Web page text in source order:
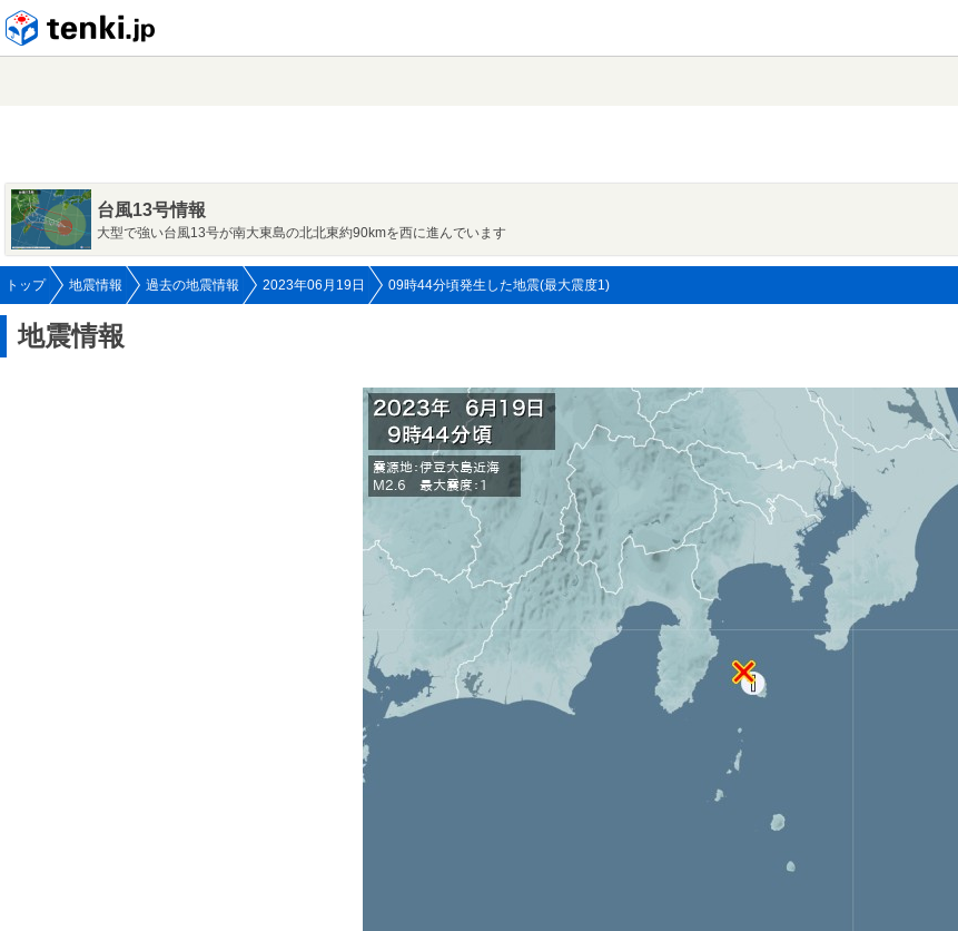
台風13号情報
大型で強い台風13号が南大東島の北北東約90kmを西に進んでいます
トップ 地震情報 過去の地震情報 2023年06月19日 09時44分頃発生した地震(最大震度1)
地震情報